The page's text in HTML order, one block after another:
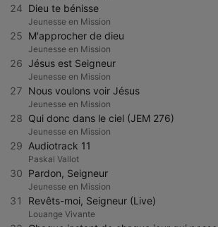
24 Dieu te bénisse
Jeunesse en Mission
25 M'approcher de dieu
Jeunesse en Mission
26 Jésus est Seigneur
Jeunesse en Mission
27 Nous voulons voir Jésus
Jeunesse en Mission
28 Qui donc dans le ciel (JEM 276)
Jeunesse en Mission
29 Audiotrack 11
Paskal Vallot
30 Pardon, Seigneur
Jeunesse en Mission
31 Revêts-moi, Seigneur (Live)
Louange Vivante